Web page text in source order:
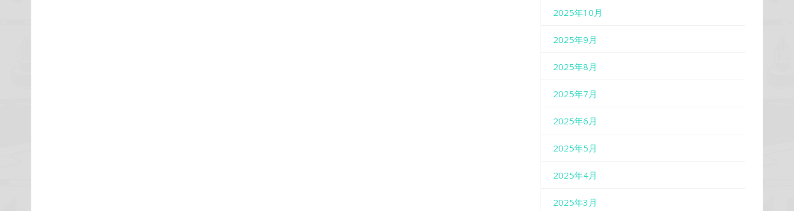
2025年10月
2025年9月
2025年8月
2025年7月
2025年6月
2025年5月
2025年4月
2025年3月